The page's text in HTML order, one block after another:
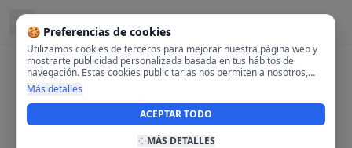
🍪 Preferencias de cookies
Utilizamos cookies de terceros para mejorar nuestra página web y
mostrarte publicidad personalizada basada en tus hábitos de
navegación. Estas cookies publicitarias nos permiten a nosotros,
analizar tu navegación en nuestra página y en internet para
mostrarte anuncios relevantes para ti. Al activarlas, aceptas el uso
de cookies para fines publicitarios y la recopilación y tratamiento de
tus datos de navegación, incluyendo la posible compartición de
Más detalles
ACEPTAR TODO
MÁS DETALLES